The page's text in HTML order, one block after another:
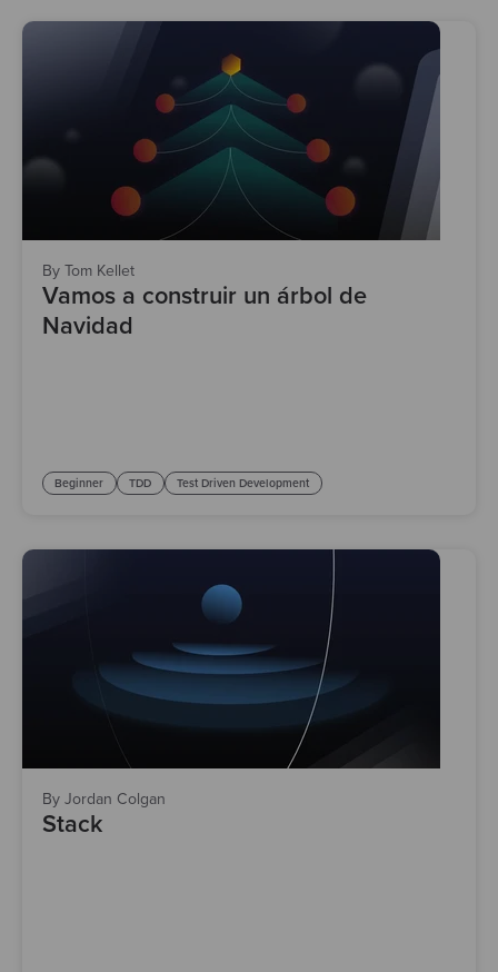
By Tom Kellet
Vamos a construir un árbol de
Navidad
Beginner TDD Test Driven Development
By Jordan Colgan
Stack